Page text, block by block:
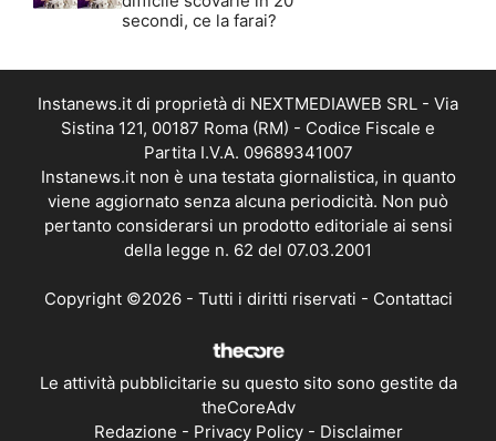
secondi, ce la farai?
Instanews.it di proprietà di NEXTMEDIAWEB SRL - Via
Sistina 121, 00187 Roma (RM) - Codice Fiscale e
Partita I.V.A. 09689341007
Instanews.it non è una testata giornalistica, in quanto
viene aggiornato senza alcuna periodicità. Non può
pertanto considerarsi un prodotto editoriale ai sensi
della legge n. 62 del 07.03.2001
Copyright ©2026 - Tutti i diritti riservati - Contattaci
Le attività pubblicitarie su questo sito sono gestite da
theCoreAdv
Redazione - Privacy Policy- Disclaimer